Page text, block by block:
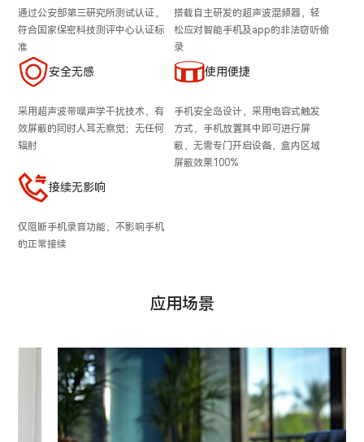
通过公安部第三研究所测试认证，
符合国家保密科技测评中心认证标
准
搭载自主研发的超声波混频器，轻
松应对智能手机及app的非法窃听偷
录
安全无感
采用超声波带噪声学干扰技术，有
效屏蔽的同时人耳无察觉；无任何
辐射
使用便捷
手机安全岛设计，采用电容式触发
方式，手机放置其中即可进行屏
蔽，无需专门开启设备，盒内区域
屏蔽效果100%
接续无影响
仅阻断手机录音功能，不影响手机
的正常接续
应用场景